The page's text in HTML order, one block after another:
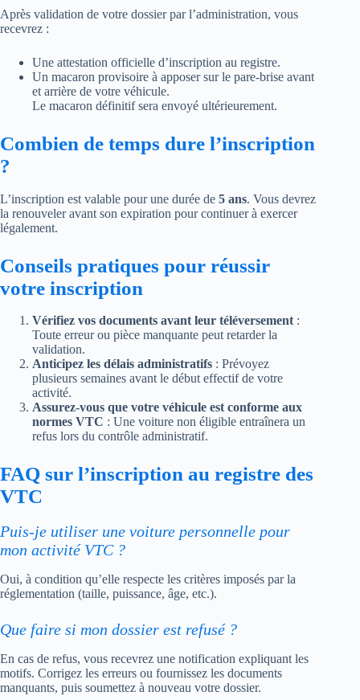
Après validation de votre dossier par l’administration, vous
recevrez :
Une attestation officielle d’inscription au registre.
Un macaron provisoire à apposer sur le pare-brise avant
et arrière de votre véhicule.
Le macaron définitif sera envoyé ultérieurement.
Combien de temps dure l’inscription
?
L’inscription est valable pour une durée de 5 ans. Vous devrez
la renouveler avant son expiration pour continuer à exercer
légalement.
Conseils pratiques pour réussir
votre inscription
Vérifiez vos documents avant leur téléversement :
Toute erreur ou pièce manquante peut retarder la
validation.
Anticipez les délais administratifs : Prévoyez
plusieurs semaines avant le début effectif de votre
activité.
Assurez-vous que votre véhicule est conforme aux
normes VTC : Une voiture non éligible entraînera un
refus lors du contrôle administratif.
FAQ sur l’inscription au registre des
VTC
Puis-je utiliser une voiture personnelle pour
mon activité VTC ?
Oui, à condition qu’elle respecte les critères imposés par la
réglementation (taille, puissance, âge, etc.).
Que faire si mon dossier est refusé ?
En cas de refus, vous recevrez une notification expliquant les
motifs. Corrigez les erreurs ou fournissez les documents
manquants, puis soumettez à nouveau votre dossier.